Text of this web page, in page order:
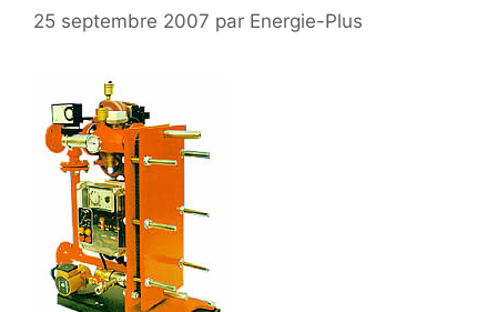
25 septembre 2007 par Energie-Plus